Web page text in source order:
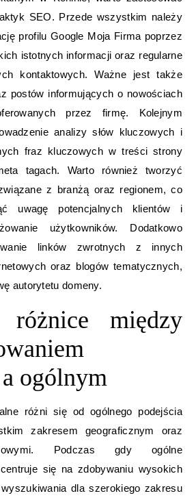
SEO. Przede wszystkim należy
profilu Google Moja Firma poprzez
istotnych informacji oraz regularne
kontaktowych. Ważne jest także
postów informujących o nowościach
przez firmę. Kolejnym
analizy słów kluczowych i
fraz kluczowych w treści strony
tagach. Warto również tworzyć
z branżą oraz regionem, co
uwagę potencjalnych klientów i
użytkowników. Dodatkowo
linków zwrotnych z innych
oraz blogów tematycznych,
autorytetu domeny.
między
ogólnym
różni się od ogólnego podejścia
zakresem geograficznym oraz
Podczas gdy ogólne
się na zdobywaniu wysokich
dla szerokiego zakresu